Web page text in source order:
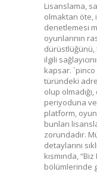
Lisanslama,
olmaktan öte,
denetlemesi
oyunlarının
dürüstlüğünü,
ilgili
kapsar.
türündeki
olup
periyoduna ve
platform,
bunları
zorundadır.
detaylarını
kısmında,
bölümlerinde